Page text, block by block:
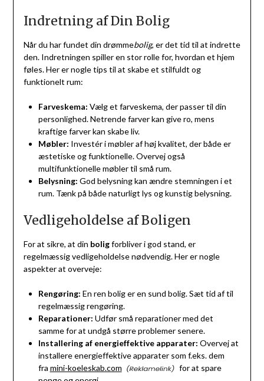
Indretning af Din Bolig
Når du har fundet din drømmebolig, er det tid til at indrette
den. Indretningen spiller en stor rolle for, hvordan et hjem
føles. Her er nogle tips til at skabe et stilfuldt og
funktionelt rum:
Farveskema: Vælg et farveskema, der passer til din
personlighed. Netrende farver kan give ro, mens
kraftige farver kan skabe liv.
Møbler: Investér i møbler af høj kvalitet, der både er
æstetiske og funktionelle. Overvej også
multifunktionelle møbler til små rum.
Belysning: God belysning kan ændre stemningen i et
rum. Tænk på både naturligt lys og kunstig belysning.
Vedligeholdelse af Boligen
For at sikre, at din boligforbliver i god stand, er
regelmæssig vedligeholdelse nødvendig. Her er nogle
aspekter at overveje:
Rengøring: En ren bolig er en sund bolig. Sæt tid af til
regelmæssig rengøring.
Reparationer: Udfør små reparationer med det
samme for at undgå større problemer senere.
Installering af energieffektive apparater: Overvej at
installere energieffektive apparater som f.eks. dem
fra mini-koeleskab.com
for at spare